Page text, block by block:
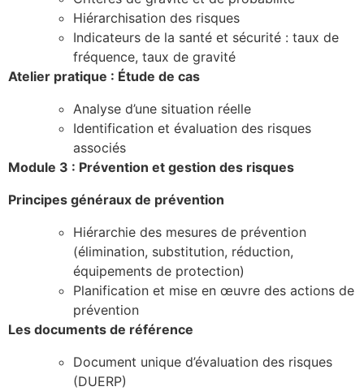
Hiérarchisation des risques
Indicateurs de la santé et sécurité : taux de
fréquence, taux de gravité
Atelier pratique : Étude de cas
Analyse d’une situation réelle
Identification et évaluation des risques
associés
Module 3 : Prévention et gestion des risques
Principes généraux de prévention
Hiérarchie des mesures de prévention
(élimination, substitution, réduction,
équipements de protection)
Planification et mise en œuvre des actions de
prévention
Les documents de référence
Document unique d’évaluation des risques
(DUERP)